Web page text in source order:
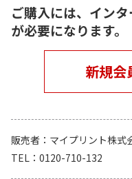
ご購入には、インタ
が必要になります。
新規会
販売者
マイプリント株式
TEL
0120-710-132